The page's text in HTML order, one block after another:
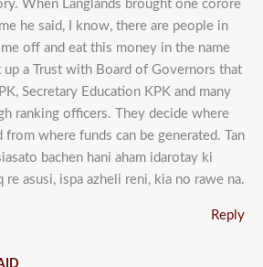
When Langlands brought one corore
he said, I know, there are people in
off and eat this money in the name
a Trust with Board of Governors that
Secretary Education KPK and many
ranking officers. They decide where
from where funds can be generated. Tan
bachen hani aham idarotay ki
re asusi, ispa azheli reni, kia no rawe na.
Reply